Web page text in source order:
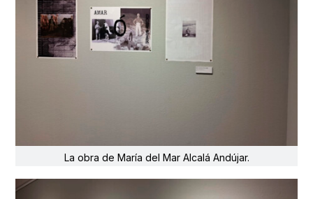
La obra de María del Mar Alcalá Andújar.